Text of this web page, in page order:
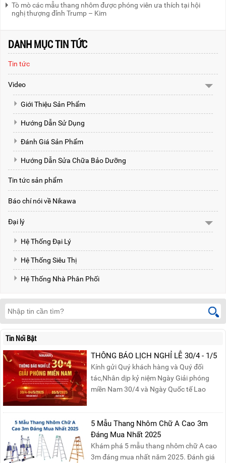
Tò mò các mẫu thang nhôm được phóng viên ưa thích tại hội
nghị thượng đỉnh Trump – Kim
DANH MỤC TIN TỨC
Tin tức
Video
Giới Thiệu Sản Phẩm
Hướng Dẫn Sử Dụng
Đánh Giá Sản Phẩm
Hướng Dẫn Sửa Chữa Bảo Dưỡng
Tin tức sản phẩm
Báo chí nói về Nikawa
Đại lý
Hệ Thống Đại Lý
Hệ Thống Siêu Thị
Hệ Thống Nhà Phân Phối
Tin Nổi Bật
THÔNG BÁO LỊCH NGHỈ LỄ 30/4 - 1/5
Kính gửi Quý khách hàng và Quý đối
tác,Nhân dịp kỷ niệm Ngày Giải phóng
miền Nam 30/4 và Ngày Quốc tế Lao
báo lịch nghỉ lễ như sau:Thời gian nghỉ: Từ
Thứ Ba, ngày 29/04/2025 đến hết Chủ
Nhật, ngày 04/05/2025.T...
5 Mẫu Thang Nhôm Chữ A Cao 3m
Đáng Mua Nhất 2025
Khám phá 5 mẫu thang nhôm chữ A cao
3m đáng mua nhất năm 2025. Đánh giá